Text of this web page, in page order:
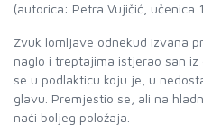
(autorica: Petra Vujičić, učenica
Zvuk lomljave odnekud izvana
naglo i treptajima istjerao san iz
se u podlakticu koju je, u
glavu. Premjestio se, ali na
naći boljeg položaja.